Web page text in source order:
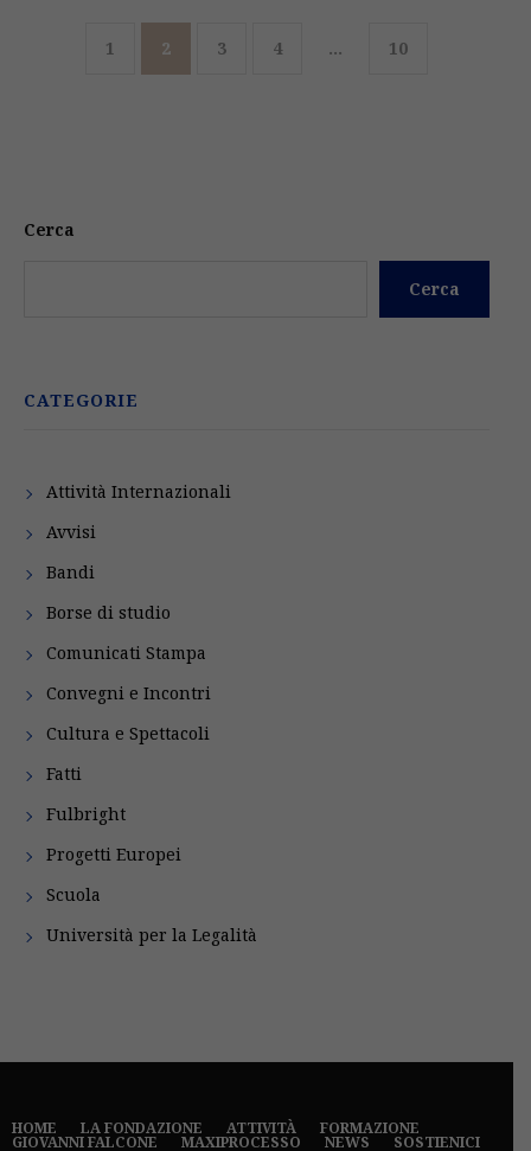
1 2 3 4 … 10
Cerca
Cerca
CATEGORIE
Attività Internazionali
Avvisi
Bandi
Borse di studio
Comunicati Stampa
Convegni e Incontri
Cultura e Spettacoli
Fatti
Fulbright
Progetti Europei
Scuola
Università per la Legalità
HOME LA FONDAZIONE ATTIVITÀ FORMAZIONE
GIOVANNI FALCONE MAXIPROCESSO NEWS SOSTIENICI